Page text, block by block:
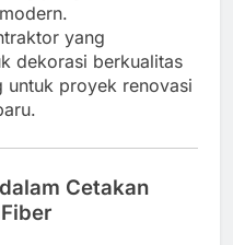
yang
dekorasi berkualitas
untuk proyek renovasi
Cetakan